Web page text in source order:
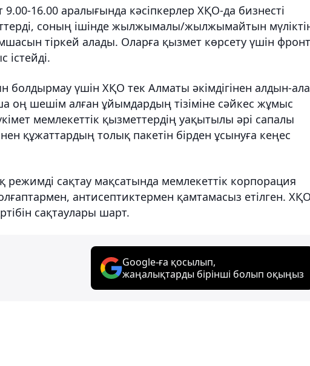
9.00-16.00 аралығында кәсіпкерлер ХҚО-да бизнесті
соның ішінде жылжымалы/жылжымайтын
тіркей алады. Оларға қызмет көрсету үшін
үшін ХҚО тек Алматы әкімдігінен алдын-ала
оң шешім алған ұйымдардың тізіміне сәйкес жұмыс
мемлекеттік қызметтердің уақытылы әрі сапалы
құжаттардың толық пакетін бірден ұсынуға кеңес
сақтау мақсатында мемлекеттік корпорация
антисептиктермен қамтамасыз етілген.
сақтаулары шарт.
Google-ға қосылып,
жаңалықтарды бірінші болып оқыңыз